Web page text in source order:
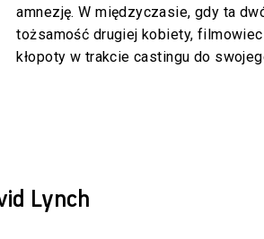
amnezję. W międzyczasie, gdy ta
tożsamość drugiej kobiety,
kłopoty w trakcie castingu do
Lynch